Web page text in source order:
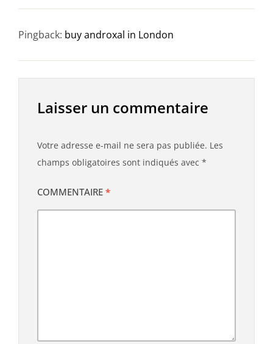
Pingback: buy androxal in London
Laisser un commentaire
Votre adresse e-mail ne sera pas publiée. Les
champs obligatoires sont indiqués avec *
COMMENTAIRE *